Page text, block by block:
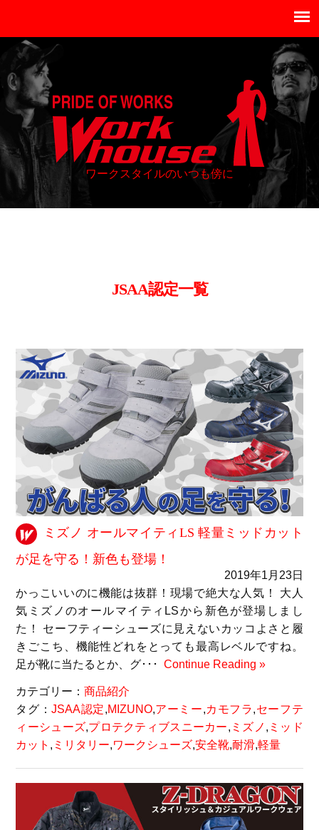
ワークスタイルのいつも傍に
JSAA認定一覧
ミズノ オールマイティLS 軽量ミッドカット
が足を守る！新色も登場！
2019年1月23日
かっこいいのに機能は抜群！現場で絶大な人気！ 大人
気ミズノのオールマイティLSから新色が登場しまし
た！ セーフティーシューズに見えないカッコよさと履
きごこち、機能性どれをとっても最高レベルですね。
足が靴に当たるとか、グ･･･
Continue Reading »
カテゴリー：商品紹介
タグ：JSAA認定,MIZUNO,アーミー,カモフラ,セーフテ
ィーシューズ,プロテクティブスニーカー, ミズノ , ミッド
カット , ミリタリー,ワークシューズ,安全靴,耐滑,軽量